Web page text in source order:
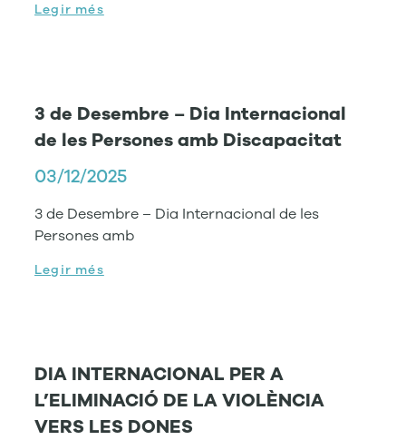
Legir més
3 de Desembre – Dia Internacional
de les Persones amb Discapacitat
03/12/2025
3 de Desembre – Dia Internacional de les
Persones amb
Legir més
DIA INTERNACIONAL PER A
L’ELIMINACIÓ DE LA VIOLÈNCIA
VERS LES DONES